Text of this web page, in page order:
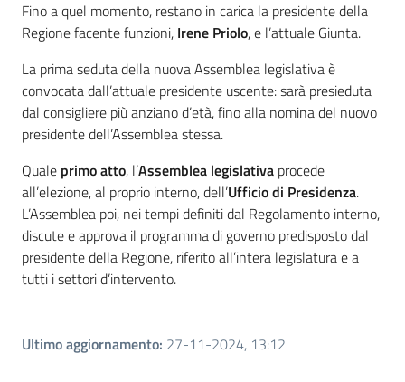
Fino a quel momento, restano in carica la presidente della
Regione facente funzioni, Irene Priolo, e l’attuale Giunta.
La prima seduta della nuova Assemblea legislativa è
convocata dall’attuale presidente uscente: sarà presieduta
dal consigliere più anziano d’età, fino alla nomina del nuovo
presidente dell’Assemblea stessa.
Quale primo atto, l’Assemblea legislativa procede
all’elezione, al proprio interno, dell’Ufficio di Presidenza.
L’Assemblea poi, nei tempi definiti dal Regolamento interno,
discute e approva il programma di governo predisposto dal
presidente della Regione, riferito all’intera legislatura e a
tutti i settori d’intervento.
Ultimo aggiornamento: 27-11-2024, 13:12